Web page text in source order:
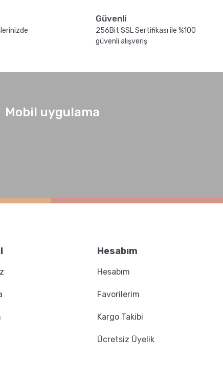
Güvenli
256Bit SSL Sertifikası ile %100
güvenli alışveriş
Mobil uygulama
Hesabım
Hesabım
Favorilerim
Kargo Takibi
Ücretsiz Üyelik